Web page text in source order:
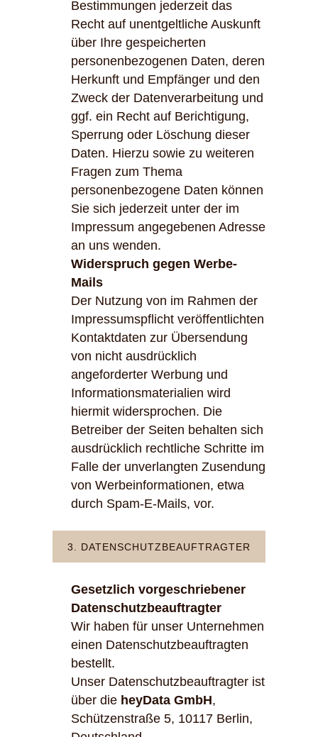
Bestimmungen jederzeit das
Recht auf unentgeltliche Auskunft
über Ihre gespeicherten
personenbezogenen Daten, deren
Herkunft und Empfänger und den
Zweck der Datenverarbeitung und
ggf. ein Recht auf Berichtigung,
Sperrung oder Löschung dieser
Daten. Hierzu sowie zu weiteren
Fragen zum Thema
personenbezogene Daten können
Sie sich jederzeit unter der im
Impressum angegebenen Adresse
an uns wenden.
Widerspruch gegen Werbe-
Mails
Der Nutzung von im Rahmen der
Impressumspflicht veröffentlichten
Kontaktdaten zur Übersendung
von nicht ausdrücklich
angeforderter Werbung und
Informationsmaterialien wird
hiermit widersprochen. Die
Betreiber der Seiten behalten sich
ausdrücklich rechtliche Schritte im
Falle der unverlangten Zusendung
von Werbeinformationen, etwa
durch Spam-E-Mails, vor.
3. DATENSCHUTZBEAUFTRAGTER
Gesetzlich vorgeschriebener
Datenschutzbeauftragter
Wir haben für unser Unternehmen
einen Datenschutzbeauftragten
bestellt.
Unser Datenschutzbeauftragter ist
über die heyData GmbH,
Schützenstraße 5, 10117 Berlin,